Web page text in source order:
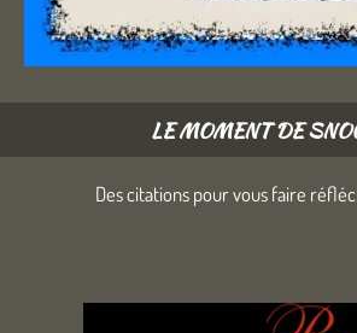
LE MOMENT DE
Des citations pour vous faire